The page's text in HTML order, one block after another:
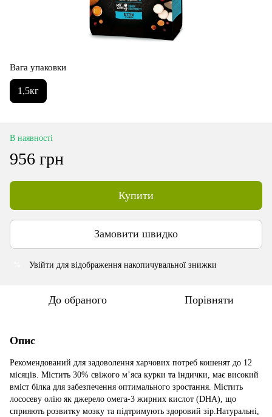
Вага упаковки
1,5кг
В наявності
956 грн
Купити
Замовити швидко
Увійти для відображення накопичувальної знижки
До обраного Порівняти
Опис
Рекомендований для задоволення харчових потреб кошенят до 12
місяців. Містить 30% свіжого м’яса курки та індички, має високий
вміст білка для забезпечення оптимального зростання. Містить
лососеву олію як джерело омега-3 жирних кислот (DHA), що
сприяють розвитку мозку та підтримують здоровий зір.Натуральні,